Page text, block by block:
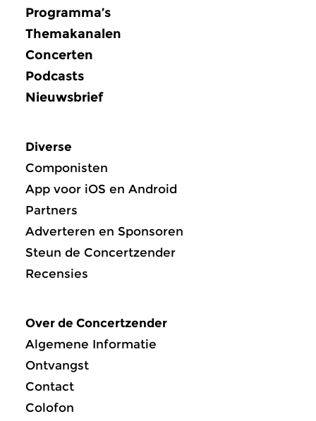
Programma’s
Themakanalen
Concerten
Podcasts
Nieuwsbrief
Diverse
Componisten
App voor iOS en Android
Partners
Adverteren en Sponsoren
Steun de Concertzender
Recensies
Over de Concertzender
Algemene Informatie
Ontvangst
Contact
Colofon